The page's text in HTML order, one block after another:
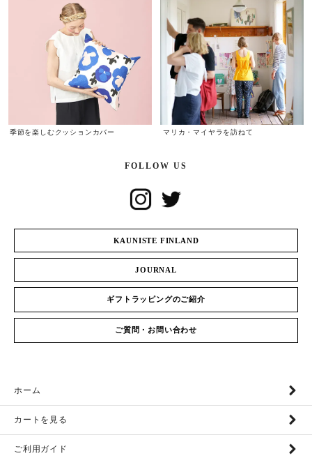
季節を楽しむクッションカバー マリカ・マイヤラを訪ねて
FOLLOW US
KAUNISTE FINLAND
JOURNAL
ギフトラッピングのご紹介
ご質問・お問い合わせ
ホーム
カートを見る
ご利用ガイド